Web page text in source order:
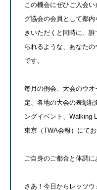
この機会にぜひご入会
グ協会の会員として都
きいただくと同時に、
られるような、あなた
です。
毎月の例会、大会のウ
定、各地の大会の表彰
ングイベント、Walking
東京（TWA会報）にてお
ご自身のご都合と体調に
さあ！今日からレッツウ